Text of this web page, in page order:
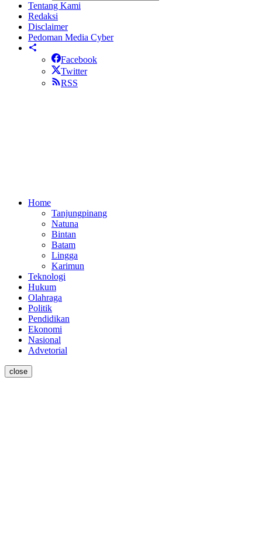
Tentang Kami
Redaksi
Disclaimer
Pedoman Media Cyber
Facebook
Twitter
RSS
Home
Tanjungpinang
Natuna
Bintan
Batam
Lingga
Karimun
Teknologi
Hukum
Olahraga
Politik
Pendidikan
Ekonomi
Nasional
Advetorial
close